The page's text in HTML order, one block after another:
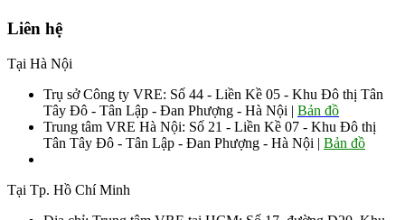
Liên hệ
Tại Hà Nội
Trụ sở Công ty VRE: Số 44 - Liền Kề 05 - Khu Đô thị Tân
Tây Đô - Tân Lập - Đan Phượng - Hà Nội | Bản đồ
Trung tâm VRE Hà Nội: Số 21 - Liền Kề 07 - Khu Đô thị
Tân Tây Đô - Tân Lập - Đan Phượng - Hà Nội | Bản đồ
Tại Tp. Hồ Chí Minh